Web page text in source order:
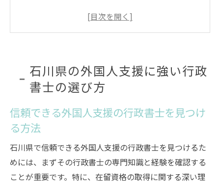
外国人支援で評判の石川県行政書士を選ぶ
外国人支援に特化した行政書士の特徴とは
外国人支援行政書士の選定ポイントと注意
石川県で外国人支援に優れた行政書士の見
在留資格取得で石川県の行政書士が提供するサ
ポート
石川県の外国人支援に強い行政
書士の選び方
信頼できる外国人支援の行政書士を見つけ
る方法
石川県で信頼できる外国人支援の行政書士を見つけるた
めには、まずその行政書士の専門知識と経験を確認する
ことが重要です。特に、在留資格の取得に関する深い理